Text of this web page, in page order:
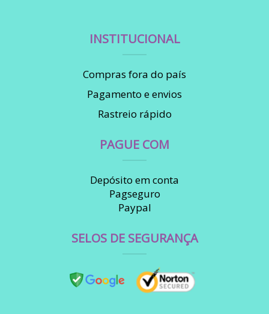
INSTITUCIONAL
Compras fora do país
Pagamento e envios
Rastreio rápido
PAGUE COM
Depósito em conta
Pagseguro
Paypal
SELOS DE SEGURANÇA